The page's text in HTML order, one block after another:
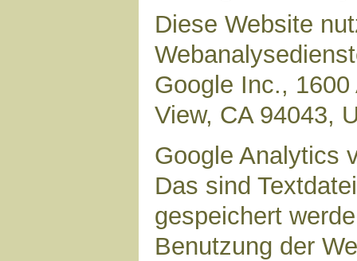
Diese Website
Google Inc.,
View, CA 94043,
Google Analytics
Das sind
gespeichert
Benutzung der